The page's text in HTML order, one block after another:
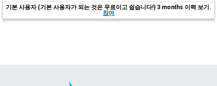
기본 사용자 (기본 사용자가 되는 것은 무료이고 쉽습니다!) 3 months 이력 보기.
참여